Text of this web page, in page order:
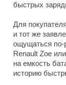
быстрых
Для
и тот же
ощущаться по-
Renault Zoe
на емкость
историю